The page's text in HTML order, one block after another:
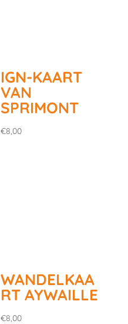
IGN-KAART
VAN
SPRIMONT
€8,00
WANDELKAA
RT AYWAILLE
€8,00